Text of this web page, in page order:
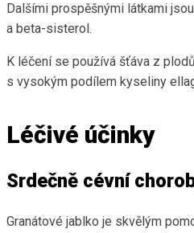
Dalšími prospěšnými látkami
a beta-sisterol.
K léčení se používá šťáva z
s vysokým podílem kyseliny
Léčivé účinky
Srdečně cévní
Granátové jablko je skvělým